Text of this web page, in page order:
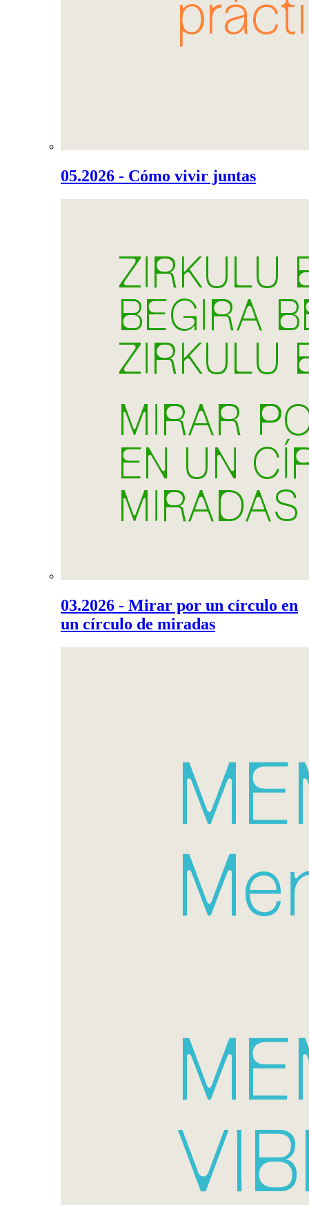
05.2026 - Cómo vivir juntas
03.2026 - Mirar por un círculo en
un círculo de miradas